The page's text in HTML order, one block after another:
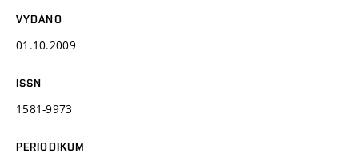
VYDÁNO
01.10.2009
ISSN
1581-9973
PERIODIKUM